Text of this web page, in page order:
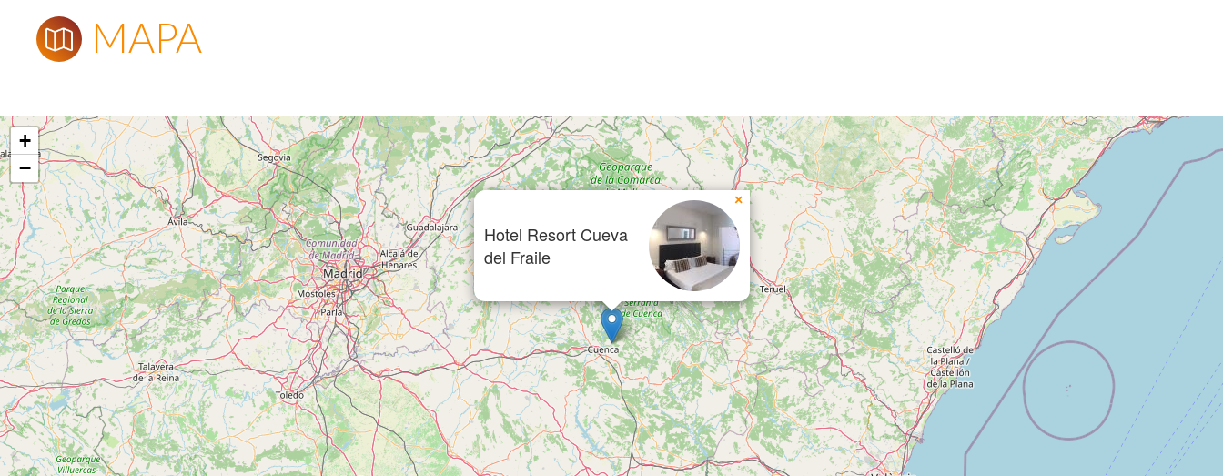
MAPA
Hotel Resort Cueva
del Fraile
×
+
−